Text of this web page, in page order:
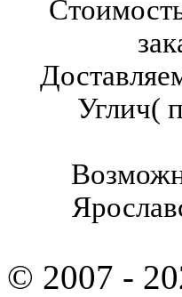
Углич(
© 2007 -